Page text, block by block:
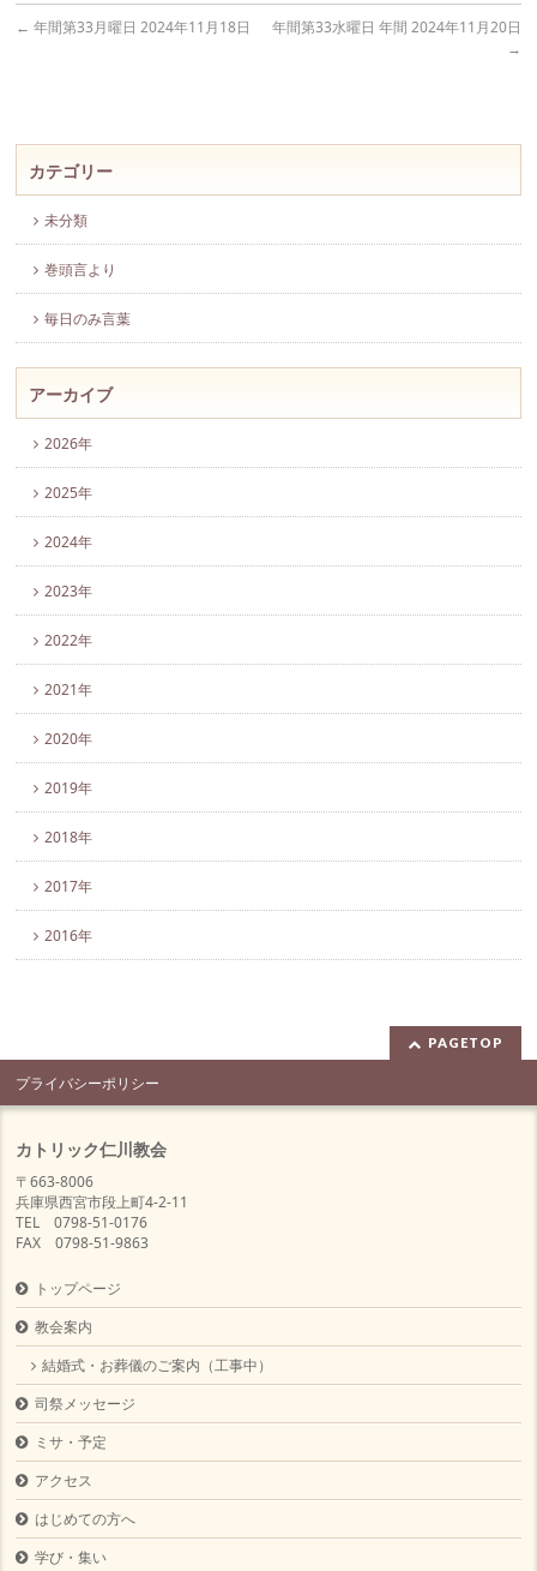
← 年間第33月曜日 2024年11月18日
年間第33水曜日 年間 2024年11月20日
→
カテゴリー
未分類
巻頭言より
毎日のみ言葉
アーカイブ
2026年
2025年
2024年
2023年
2022年
2021年
2020年
2019年
2018年
2017年
2016年
PAGETOP
プライバシーポリシー
カトリック仁川教会
〒663-8006
兵庫県西宮市段上町4-2-11
TEL 0798-51-0176
FAX 0798-51-9863
トップページ
教会案内
結婚式・お葬儀のご案内（工事中）
司祭メッセージ
ミサ・予定
アクセス
はじめての方へ
学び・集い